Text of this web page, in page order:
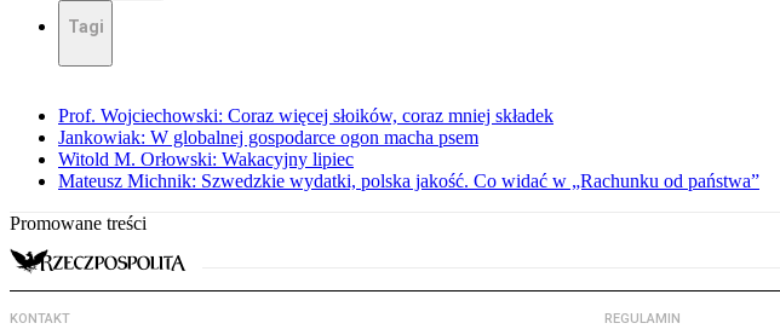
Tagi
Prof. Wojciechowski: Coraz więcej słoików, coraz mniej składek
Jankowiak: W globalnej gospodarce ogon macha psem
Witold M. Orłowski: Wakacyjny lipiec
Mateusz Michnik: Szwedzkie wydatki, polska jakość. Co widać w „Rachunku od państwa”
Promowane treści
KONTAKT REGULAMIN